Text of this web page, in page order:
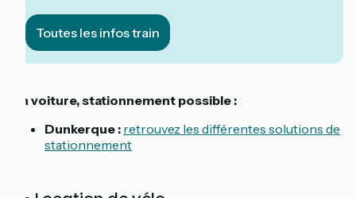
Toutes les infos train
En voiture, stationnement possible :
Dunkerque : retrouvez les différentes solutions de
stationnement